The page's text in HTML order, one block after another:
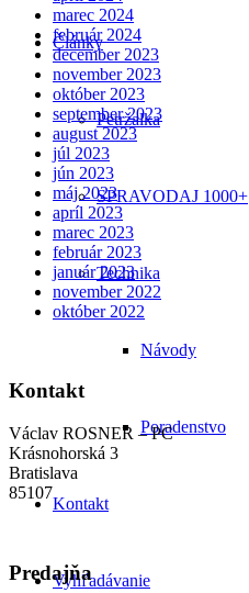
Články
Petržalka
SPRAVODAJ 1000+
Technika
Návody
Poradenstvo
Kontakt
Vyhľadávanie
marec 2024
február 2024
december 2023
november 2023
október 2023
september 2023
august 2023
júl 2023
jún 2023
máj 2023
apríl 2023
marec 2023
február 2023
január 2023
november 2022
október 2022
Kontakt
Václav ROSNER – PC
Krásnohorská 3
Bratislava
85107
Predajňa